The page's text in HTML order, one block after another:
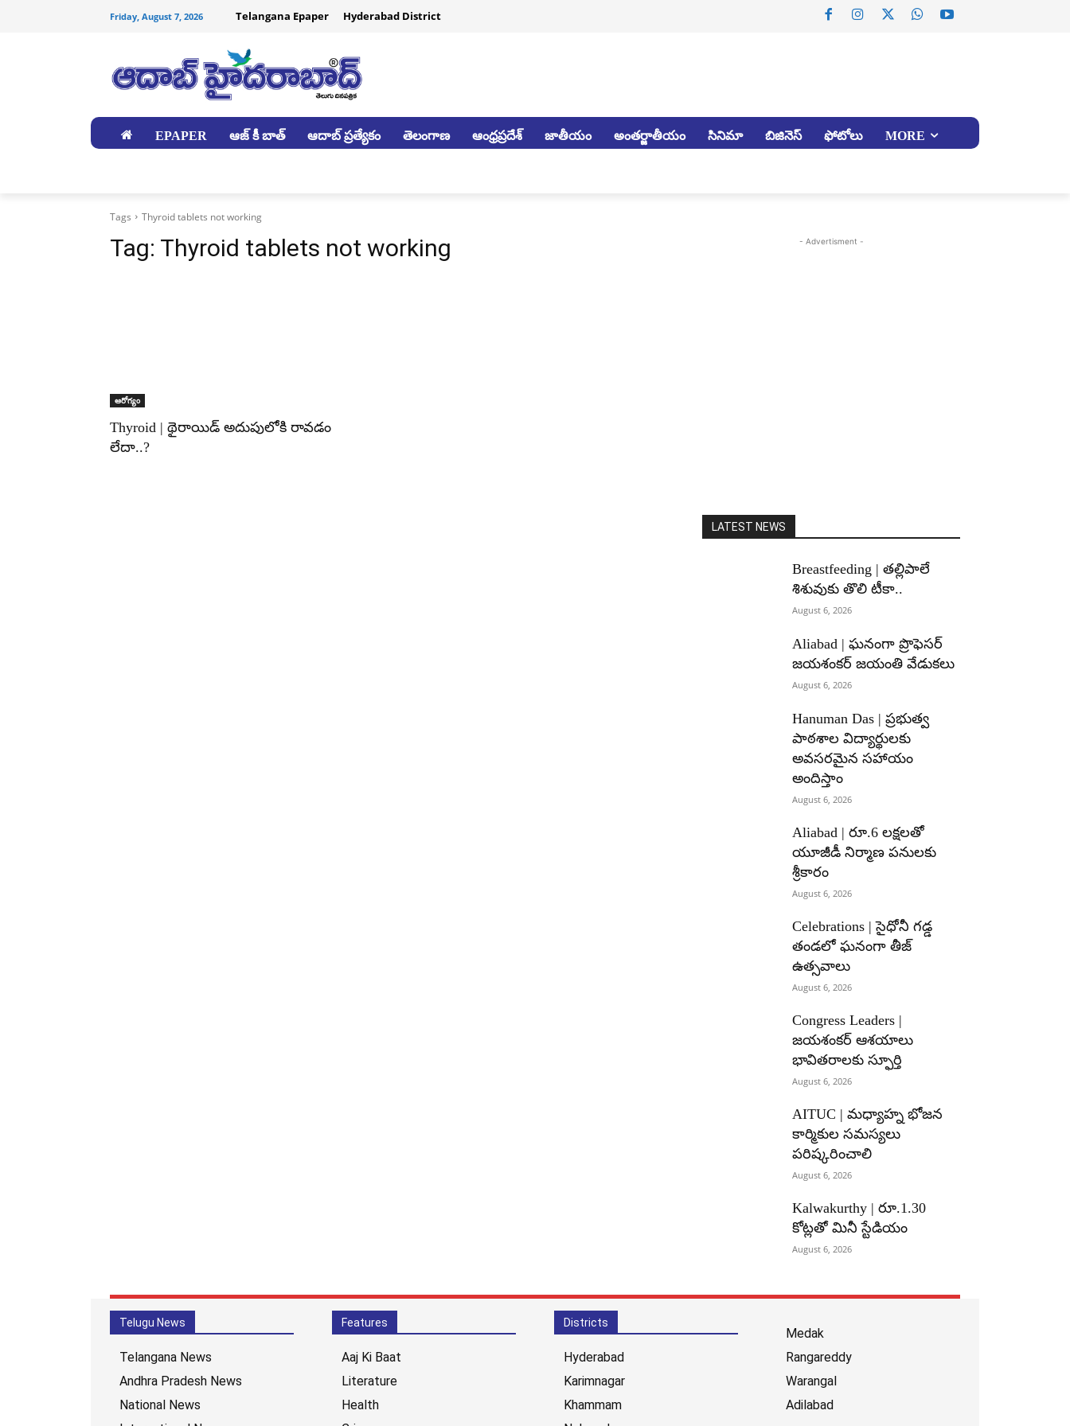
Friday, August 7, 2026 Telangana Epaper Hyderabad District
EPAPER ఆజ్ కీ బాత్ ఆదాబ్ ప్రత్యేకం తెలంగాణ ఆంధ్రప్రదేశ్ జాతీయం అంతర్జాతీయం సినిమా బిజినెస్ ఫోటోలు MORE
Tags Thyroid tablets not working
Tag: Thyroid tablets not working
ఆరోగ్యం
Thyroid | థైరాయిడ్ అదుపులోకి రావడం
లేదా..?
- Advertisment -
LATEST NEWS
Breastfeeding | తల్లిపాలే
శిశువుకు తొలి టీకా..
August 6, 2026
Aliabad | ఘనంగా ప్రొఫెసర్
జయశంకర్ జయంతి వేడుకలు
August 6, 2026
Hanuman Das | ప్రభుత్వ
పాఠశాల విద్యార్థులకు
అవసరమైన సహాయం
అందిస్తాం
August 6, 2026
Aliabad | రూ.6 లక్షలతో
యూజీడీ నిర్మాణ పనులకు
శ్రీకారం
August 6, 2026
Celebrations | సైధోనీ గడ్డ
తండలో ఘనంగా తీజ్
ఉత్సవాలు
August 6, 2026
Congress Leaders |
జయశంకర్ ఆశయాలు
భావితరాలకు స్ఫూర్తి
August 6, 2026
AITUC | మధ్యాహ్న భోజన
కార్మికుల సమస్యలు
పరిష్కరించాలి
August 6, 2026
Kalwakurthy | రూ.1.30
కోట్లతో మినీ స్టేడియం
August 6, 2026
Telugu News
Telangana News
Andhra Pradesh News
National News
Features
Aaj Ki Baat
Literature
Health
Districts
Hyderabad
Karimnagar
Khammam
Medak
Rangareddy
Warangal
Adilabad